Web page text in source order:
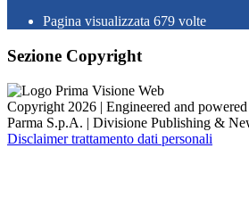
Pagina visualizzata 679 volte
Sezione Copyright
Copyright 2026 | Engineered and
Parma S.p.A. | Divisione Publishing &
Disclaimer trattamento dati personali